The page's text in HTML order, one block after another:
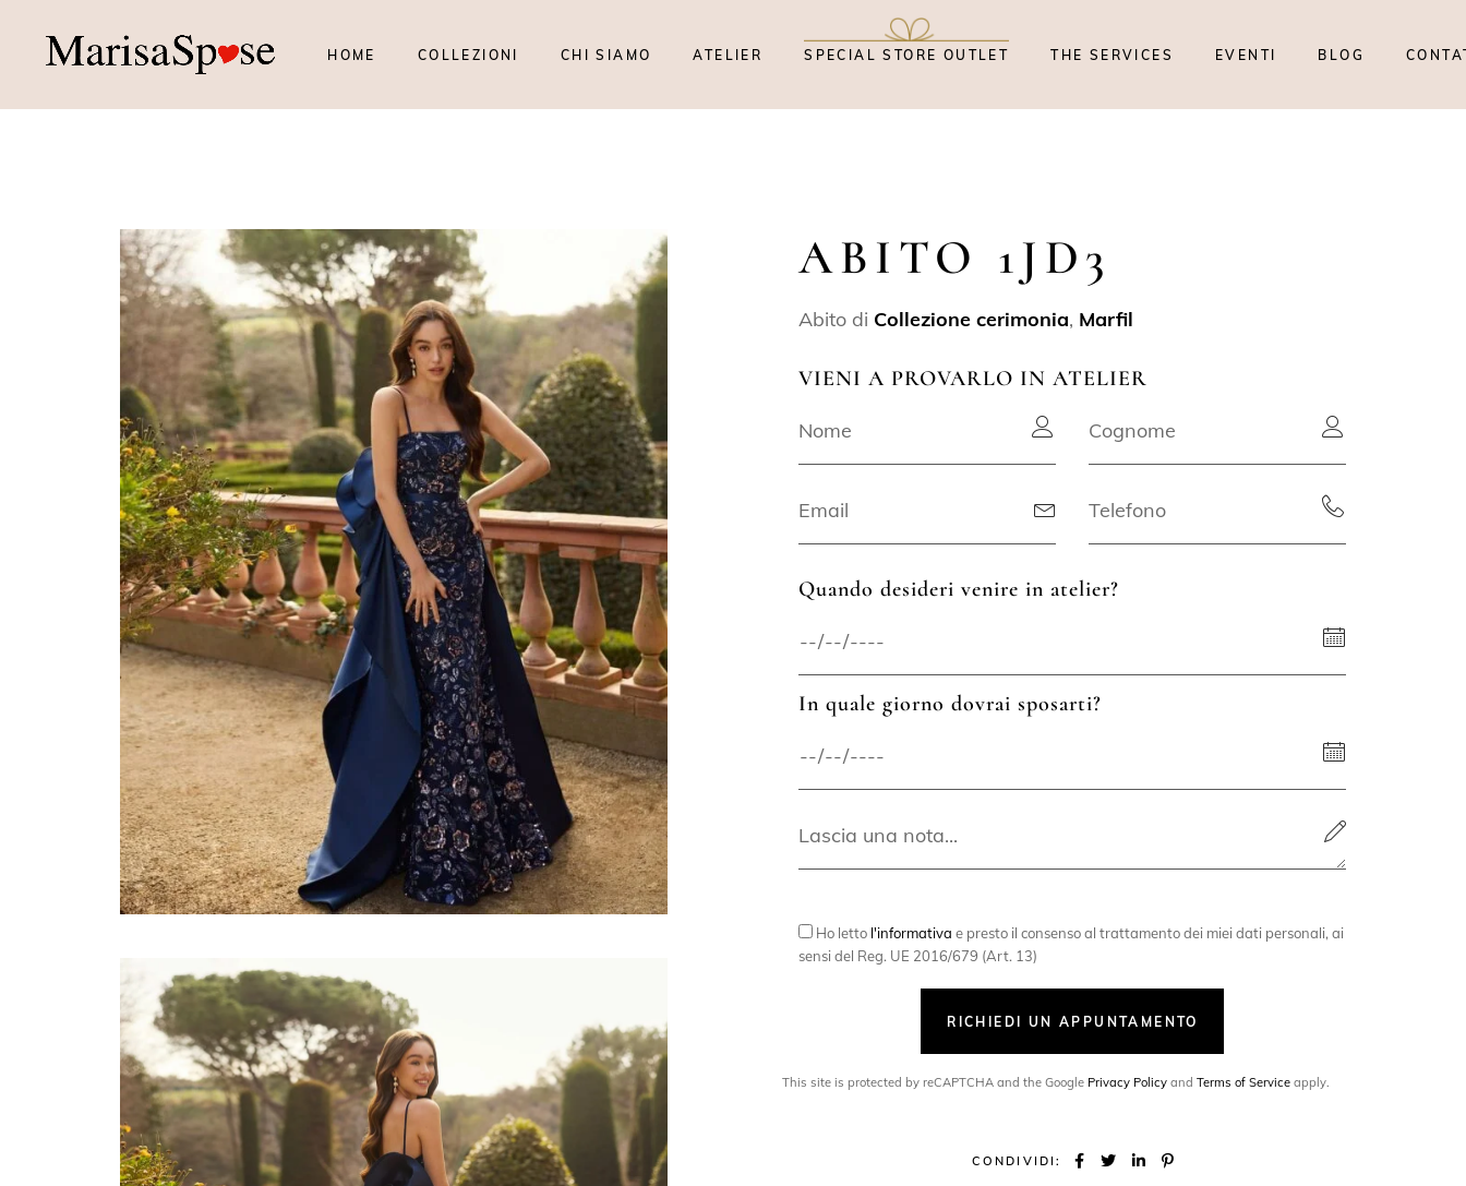
HOME COLLEZIONI CHI SIAMO ATELIER SPECIAL STORE OUTLET THE SERVICES EVENTI BLOG
ABITO 1JD3
Abito di Collezione cerimonia, Marfil
VIENI A PROVARLO IN ATELIER
Quando desideri venire in atelier?
In quale giorno dovrai sposarti?
Ho letto l'informativa e presto il consenso al trattamento dei miei dati personali, ai
sensi del Reg. UE 2016/679 (Art. 13)
RICHIEDI UN APPUNTAMENTO
This site is protected by reCAPTCHA and the Google Privacy Policy and Terms of Service apply.
CONDIVIDI: